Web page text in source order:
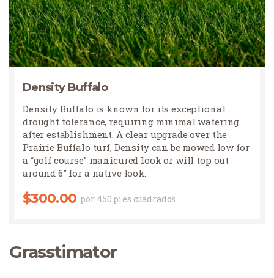
Density Buffalo
Density Buffalo is known for its exceptional
drought tolerance, requiring minimal watering
after establishment. A clear upgrade over the
Prairie Buffalo turf, Density can be mowed low for
a “golf course” manicured look or will top out
around 6″ for a native look.
$300.00 por 450 pies cuadrados
Grasstimator